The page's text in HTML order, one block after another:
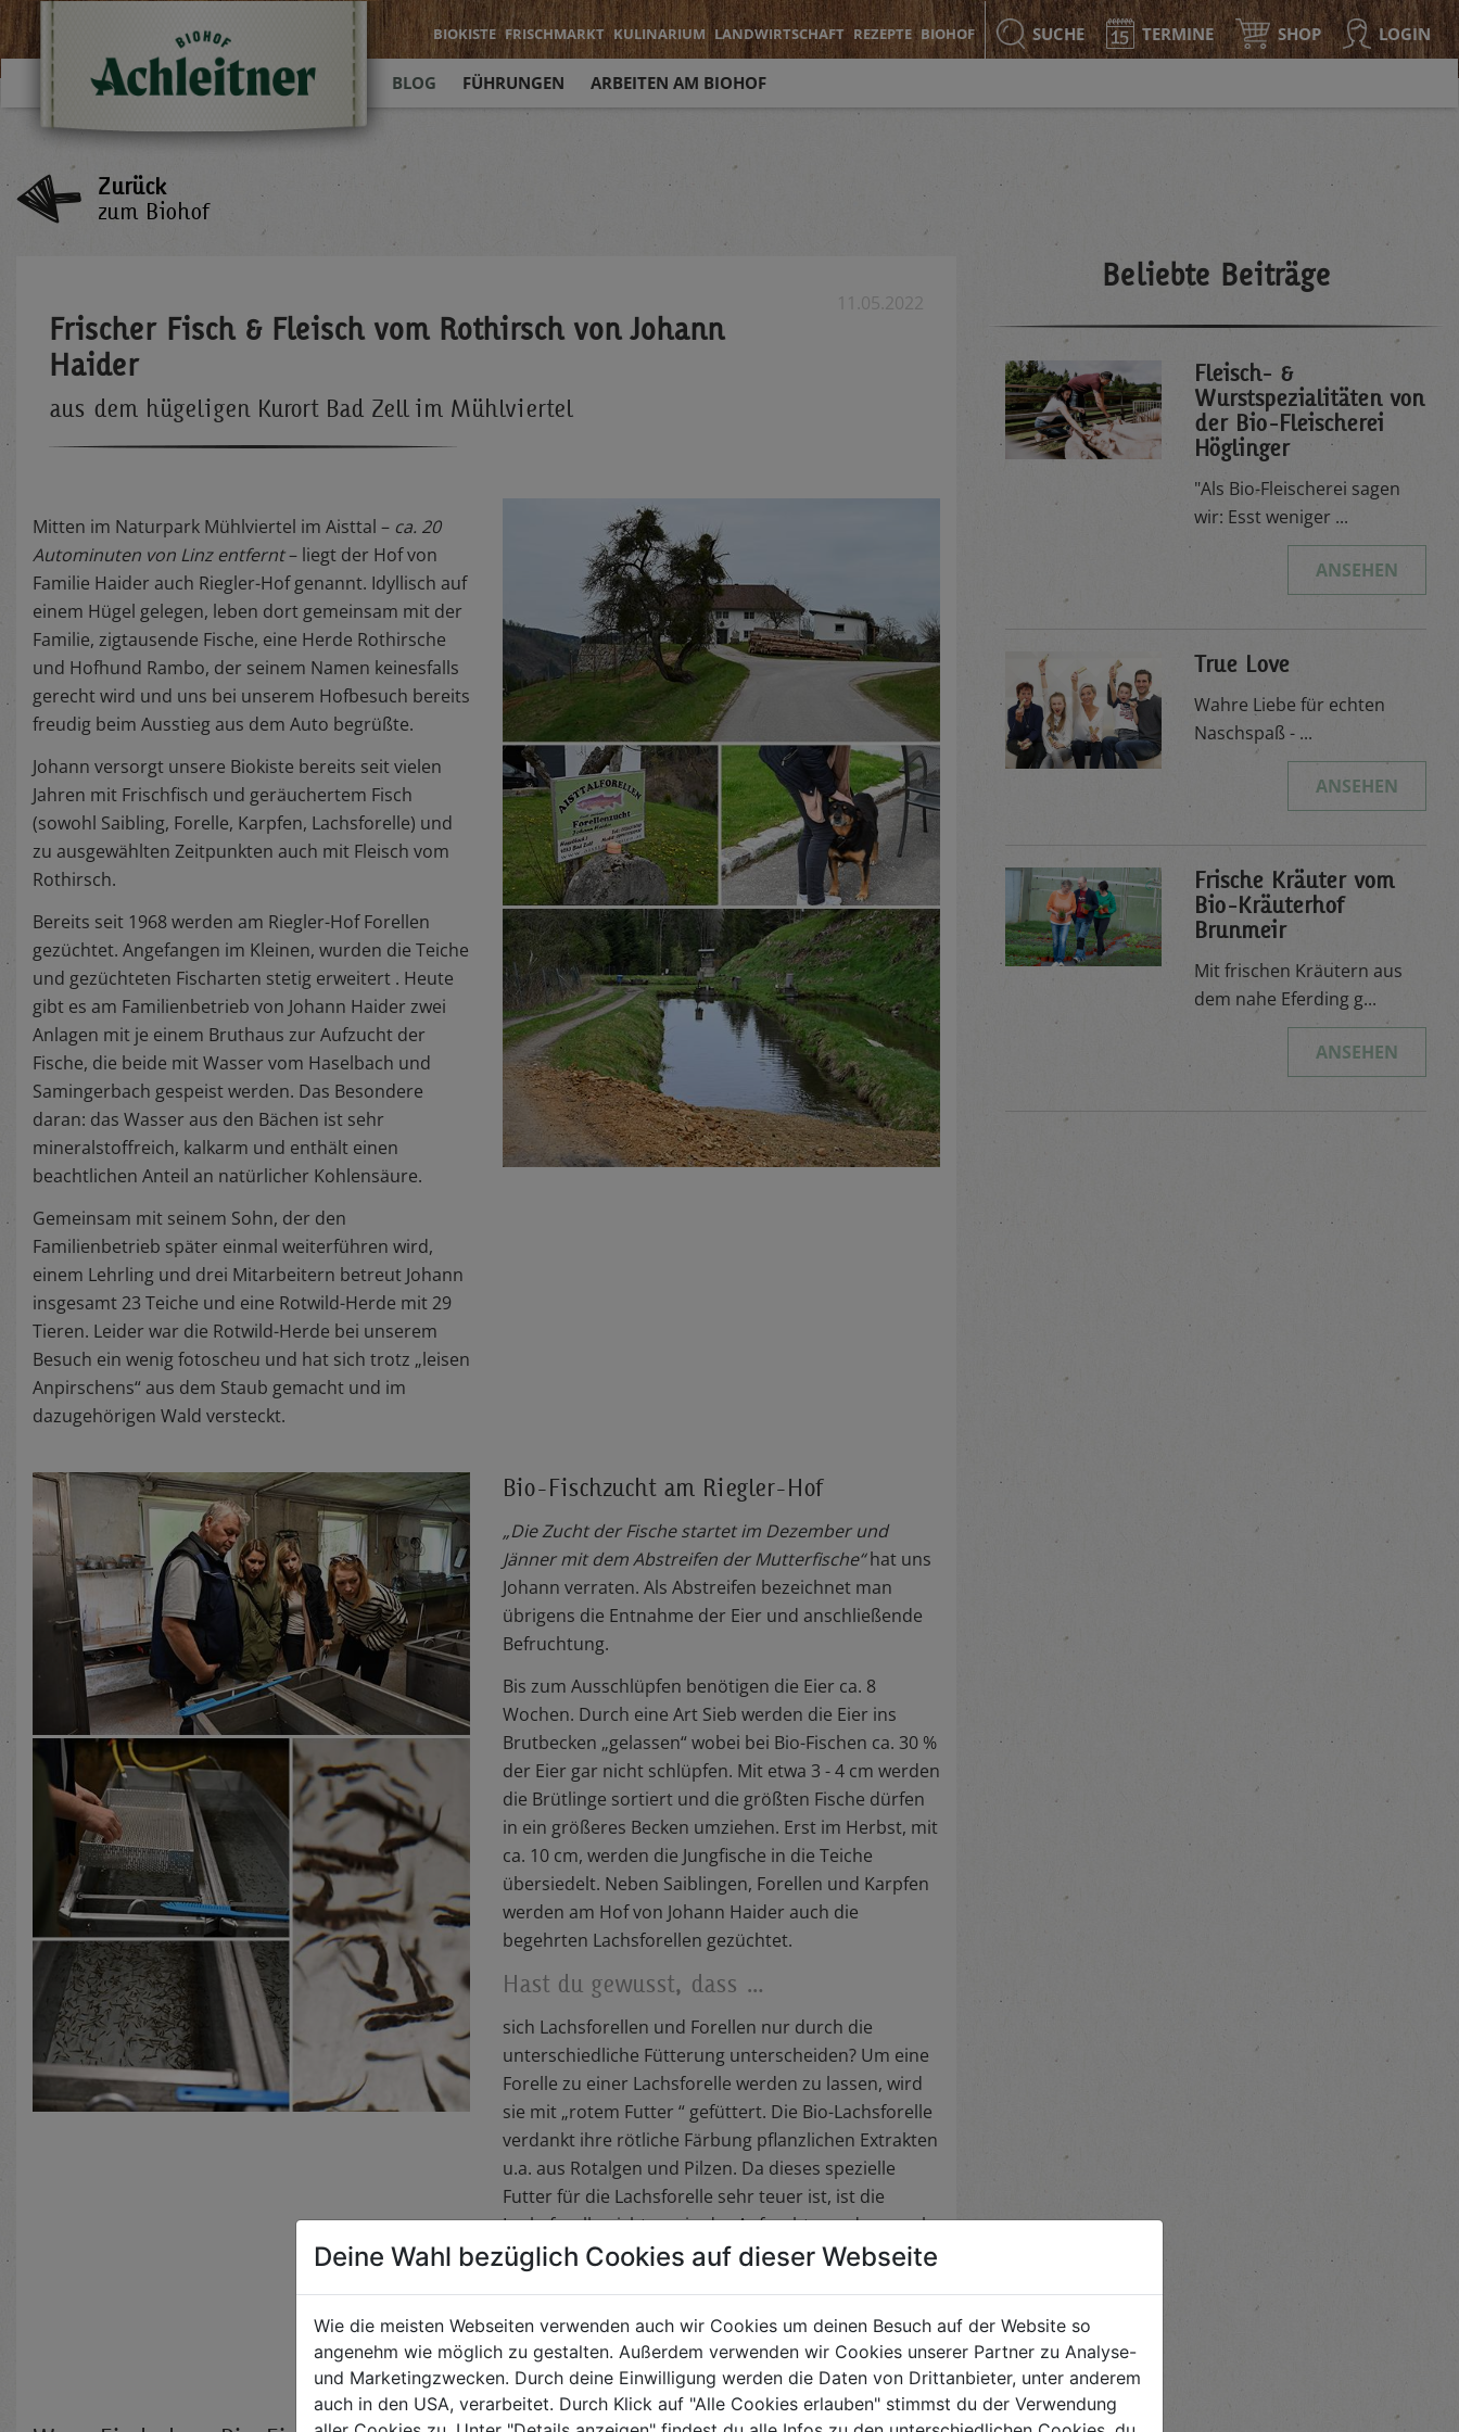
BIOKISTE FRISCHMARKT KULINARIUM LANDWIRTSCHAFT REZEPTE BIOHOF
BLOG FÜHRUNGEN ARBEITEN AM BIOHOF
SUCHE TERMINE SHOP LOGIN
Zurück
zum Biohof
Frischer Fisch & Fleisch vom Rothirsch von Johann
Haider
aus dem hügeligen Kurort Bad Zell im Mühlviertel
11.05.2022
Mitten im Naturpark Mühlviertel im Aisttal – ca. 20
Autominuten von Linz entfernt– liegt der Hof von
Familie Haider auch Riegler-Hof genannt. Idyllisch auf
einem Hügel gelegen, leben dort gemeinsam mit der
Familie, zigtausende Fische, eine Herde Rothirsche
und Hofhund Rambo, der seinem Namen keinesfalls
gerecht wird und uns bei unserem Hofbesuch bereits
freudig beim Ausstieg aus dem Auto begrüßte.
Johann versorgt unsere Biokiste bereits seit vielen
Jahren mit Frischfisch und geräuchertem Fisch
(sowohl Saibling, Forelle, Karpfen, Lachsforelle) und
zu ausgewählten Zeitpunkten auch mit Fleisch vom
Rothirsch.
Bereits seit 1968 werden am Riegler-Hof Forellen
gezüchtet. Angefangen im Kleinen, wurden die Teiche
und gezüchteten Fischarten stetig erweitert . Heute
gibt es am Familienbetrieb von Johann Haider zwei
Anlagen mit je einem Bruthaus zur Aufzucht der
Fische, die beide mit Wasser vom Haselbach und
Samingerbach gespeist werden. Das Besondere
daran: das Wasser aus den Bächen ist sehr
mineralstoffreich, kalkarm und enthält einen
beachtlichen Anteil an natürlicher Kohlensäure.
Gemeinsam mit seinem Sohn, der den
Familienbetrieb später einmal weiterführen wird,
einem Lehrling und drei Mitarbeitern betreut Johann
insgesamt 23 Teiche und eine Rotwild-Herde mit 29
Tieren. Leider war die Rotwild-Herde bei unserem
Besuch ein wenig fotoscheu und hat sich trotz „leisen
Anpirschens“ aus dem Staub gemacht und im
dazugehörigen Wald versteckt.
Bio-Fischzucht am Riegler-Hof
„Die Zucht der Fische startet im Dezember und
Jänner mit dem Abstreifen der Mutterfische“hat uns
Johann verraten. Als Abstreifen bezeichnet man
übrigens die Entnahme der Eier und anschließende
Befruchtung.
Bis zum Ausschlüpfen benötigen die Eier ca. 8
Wochen. Durch eine Art Sieb werden die Eier ins
Brutbecken „gelassen“ wobei bei Bio-Fischen ca. 30 %
der Eier gar nicht schlüpfen. Mit etwa 3 - 4 cm werden
die Brütlinge sortiert und die größten Fische dürfen
in ein größeres Becken umziehen. Erst im Herbst, mit
ca. 10 cm, werden die Jungfische in die Teiche
übersiedelt. Neben Saiblingen, Forellen und Karpfen
werden am Hof von Johann Haider auch die
begehrten Lachsforellen gezüchtet.
Hast du gewusst, dass …
sich Lachsforellen und Forellen nur durch die
unterschiedliche Fütterung unterscheiden? Um eine
Forelle zu einer Lachsforelle werden zu lassen, wird
sie mit „rotem Futter “ gefüttert. Die Bio-Lachsforelle
verdankt ihre rötliche Färbung pflanzlichen Extrakten
u.a. aus Rotalgen und Pilzen. Da dieses spezielle
Futter für die Lachsforelle sehr teuer ist, ist die
Lachsforelle nicht nur in der Aufzucht, sondern auch
später im Verkauf am teuersten. Der beliebteste
klassische Forelle. Auch die Haut ist zarter und
deswegen besser zum Essen geeignet .
Beliebte Beiträge
Fleisch- &
Wurstspezialitäten von
der Bio-Fleischerei
Höglinger
"Als Bio-Fleischerei sagen
wir: Esst weniger ...
ANSEHEN
True Love
Wahre Liebe für echten
Naschspaß - ...
ANSEHEN
Frische Kräuter vom
Bio-Kräuterhof
Brunmeir
Mit frischen Kräutern aus
dem nahe Eferding g...
ANSEHEN
Deine Wahl bezüglich Cookies auf dieser Webseite
Wie die meisten Webseiten verwenden auch wir Cookies um deinen Besuch auf der Website so
angenehm wie möglich zu gestalten. Außerdem verwenden wir Cookies unserer Partner zu Analyse-
und Marketingzwecken. Durch deine Einwilligung werden die Daten von Drittanbieter, unter anderem
auch in den USA, verarbeitet. Durch Klick auf "Alle Cookies erlauben" stimmst du der Verwendung